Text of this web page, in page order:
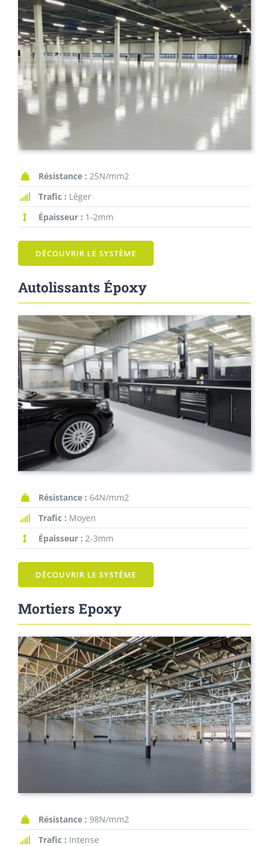
Résistance : 25N/mm2
Trafic : Léger
Épaisseur : 1-2mm
DÉCOUVRIR LE SYSTÈME
Autolissants Époxy
Résistance : 64N/mm2
Trafic : Moyen
Épaisseur : 2-3mm
DÉCOUVRIR LE SYSTÈME
Mortiers Epoxy
Résistance : 98N/mm2
Trafic : Intense